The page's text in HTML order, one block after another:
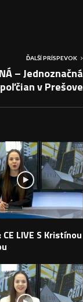
ĎALŠÍ PRÍSPEVOK
– Jednoznačná
v Prešove
LIVE S Kristínou